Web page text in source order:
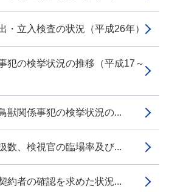
立入検査の状況（平成26年）
の検挙状況の推移（平成17～
関係事犯の検挙状況の...
、検視官の臨場率及び...
者の確認を求めた状況...